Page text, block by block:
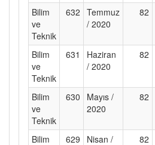
Bilim
ve
Teknik
632 Temmuz
/ 2020
82
Bilim
ve
Teknik
631
Haziran
/ 2020
82
Bilim
ve
Teknik
630
Mayıs /
2020
82
Bilim
629
Nisan /
82